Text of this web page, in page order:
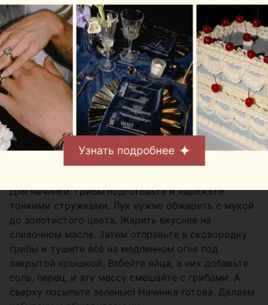
• Рыжики свежие (или другие грибы). 100 граммов
• Лук
• Масло сливочное. 3 столовых ложки
• Яйца. 3 штуки
• Сливки. 80 граммов
• Зелень измельчённая. 1 стакан
• Соль
• Перец
Замесите тесто и вырежете из него большие
Для начинки. Грибы подготовьте и нарежьте
тонкими стружками. Лук нужно обжарить с мукой
до золотистого цвета. Жарить вкуснее на
сливочном масле. Затем отправьте в сковородку
грибы и тушите всё на медленном огне под
закрытой крышкой. Взбейте яйца, в них добавьте
соль, перец, и эту массу смешайте с грибами. А
сверху посыпьте зеленью! Начинка готова. Делаем